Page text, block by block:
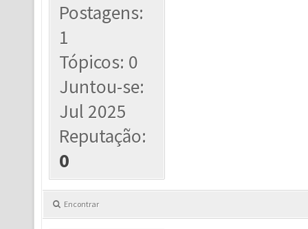
Postagens:
1
Tópicos: 0
Juntou-se:
Jul 2025
Reputação:
0
Encontrar